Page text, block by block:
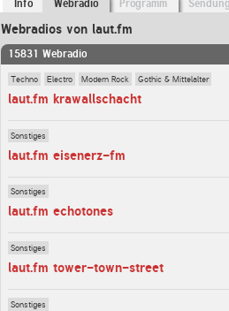
Info Webradio Programm
Webradios von laut.fm
15831 Webradio
Techno Electro Modern Rock Gothic & Mittelalter
laut.fm krawallschacht
Sonstiges
laut.fm eisenerz-fm
Sonstiges
laut.fm echotones
Sonstiges
laut.fm tower-town-street
Sonstiges